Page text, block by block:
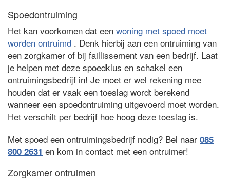
Spoedontruiming
Het kan voorkomen dat een woning met spoed moet
worden ontruimd . Denk hierbij aan een ontruiming van
een zorgkamer of bij faillissement van een bedrijf. Laat
je helpen met deze spoedklus en schakel een
ontruimingsbedrijf in! Je moet er wel rekening mee
houden dat er vaak een toeslag wordt berekend
wanneer een spoedontruiming uitgevoerd moet worden.
Het verschilt per bedrijf hoe hoog deze toeslag is.
Met spoed een ontruimingsbedrijf nodig? Bel naar 085
800 2631 en kom in contact met een ontruimer!
Zorgkamer ontruimen